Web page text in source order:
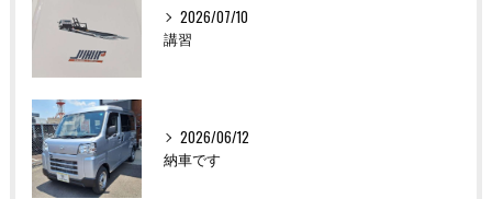
2026/07/10
講習
2026/06/12
納車です